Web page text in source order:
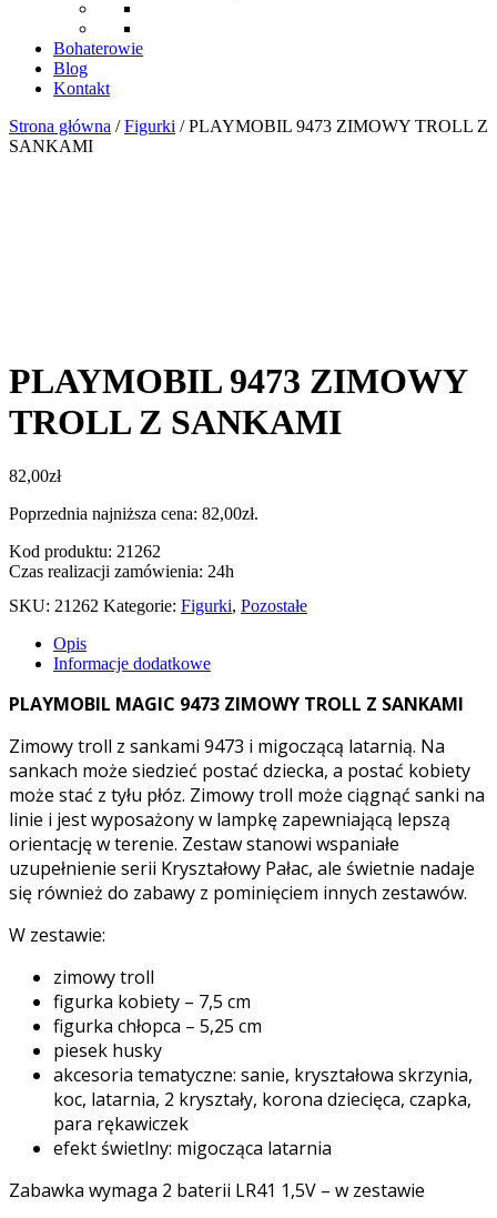
Bohaterowie
Blog
Kontakt
Strona główna /Figurki / PLAYMOBIL 9473 ZIMOWY TROLL Z
SANKAMI
PLAYMOBIL 9473 ZIMOWY
TROLL Z SANKAMI
82,00zł
Poprzednia najniższa cena: 82,00zł.
Kod produktu: 21262
Czas realizacji zamówienia: 24h
SKU: 21262 Kategorie: Figurki, Pozostałe
Opis
Informacje dodatkowe
PLAYMOBIL MAGIC 9473 ZIMOWY TROLL Z SANKAMI
Zimowy troll z sankami 9473 i migoczącą latarnią. Na
sankach może siedzieć postać dziecka, a postać kobiety
może stać z tyłu płóz. Zimowy troll może ciągnąć sanki na
linie i jest wyposażony w lampkę zapewniającą lepszą
orientację w terenie. Zestaw stanowi wspaniałe
uzupełnienie serii Kryształowy Pałac, ale świetnie nadaje
się również do zabawy z pominięciem innych zestawów.
W zestawie:
zimowy troll
figurka kobiety – 7,5 cm
figurka chłopca – 5,25 cm
piesek husky
akcesoria tematyczne: sanie, kryształowa skrzynia,
koc, latarnia, 2 kryształy, korona dziecięca, czapka,
para rękawiczek
efekt świetlny: migocząca latarnia
Zabawka wymaga 2 baterii LR41 1,5V – w zestawie